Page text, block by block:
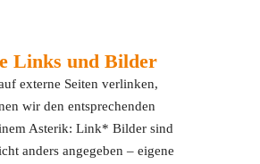
Links und Bilder
externe Seiten verlinken,
wir den entsprechenden
Asterik: Link* Bilder sind
anders angegeben – eigene